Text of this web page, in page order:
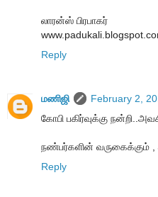
லாரன்ஸ் பிரபாகர்
Reply
மணிஜி
February 2,
கோபி பகிர்வுக்கு
நண்பர்களின் வருகைக்கும் ,
Reply